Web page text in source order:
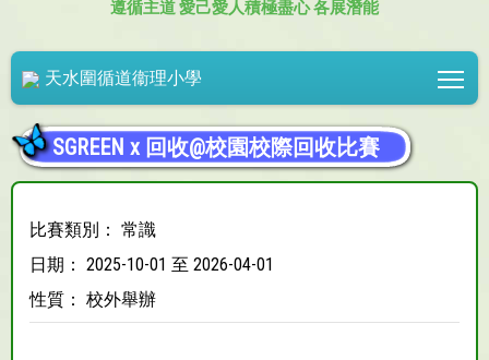
遵循主道 愛己愛人積極盡心 各展潛能
天水圍循道衞理小學
SGREEN x 回收@校園校際回收比賽
比賽類別： 常識
日期： 2025-10-01 至 2026-04-01
性質： 校外舉辦